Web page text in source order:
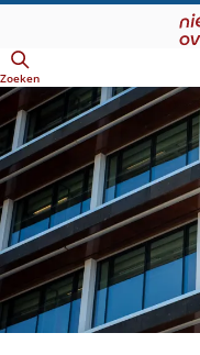
hoofdinhoud
Zoeken